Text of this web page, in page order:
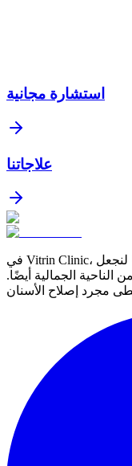
استشارة مجانية
علاجاتنا
في Vitrin Clinic، هدفنا بسيط وعميق في آنٍ واحد: نحن هنا لنجعل
الجمالية أيضًا.